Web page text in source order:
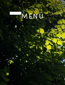
MENÜ